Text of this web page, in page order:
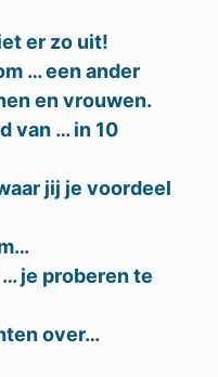
er zo uit!
… een ander
en vrouwen.
van … in 10
jij je voordeel
je proberen te
over…